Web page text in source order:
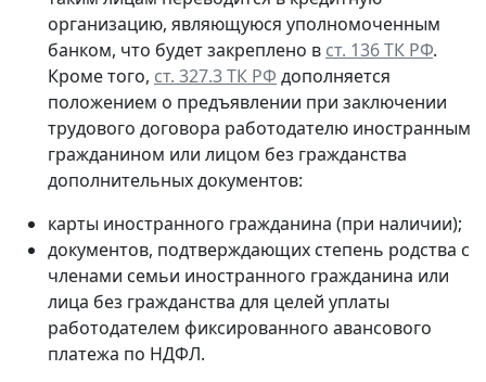
организацию, являющуюся уполномоченным
банком, что будет закреплено в ст. 136 ТК РФ.
Кроме того, ст. 327.3 ТК РФ дополняется
положением о предъявлении при заключении
трудового договора работодателю иностранным
гражданином или лицом без гражданства
дополнительных документов:
карты иностранного гражданина (при наличии);
документов, подтверждающих степень родства с
членами семьи иностранного гражданина или
лица без гражданства для целей уплаты
работодателем фиксированного авансового
платежа по НДФЛ.